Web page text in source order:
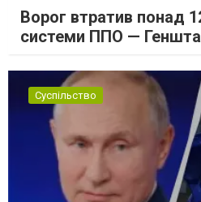
Ворог втратив понад
системи ППО —
Суспільство